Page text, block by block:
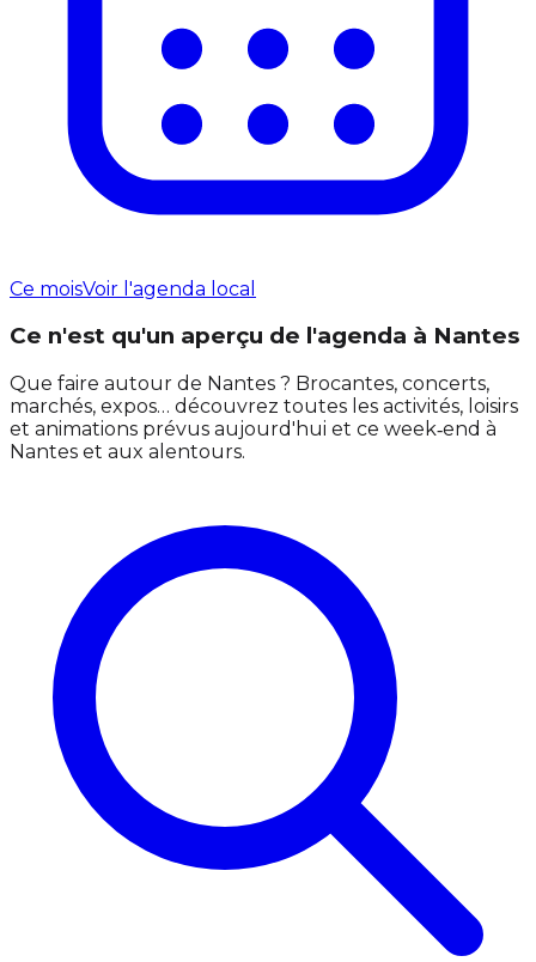
Ce moisVoir l'agenda local
Ce n'est qu'un aperçu de l'agenda à Nantes
Que faire autour de Nantes ? Brocantes, concerts,
marchés, expos… découvrez toutes les activités, loisirs
et animations prévus aujourd'hui et ce week‑end à
Nantes et aux alentours.